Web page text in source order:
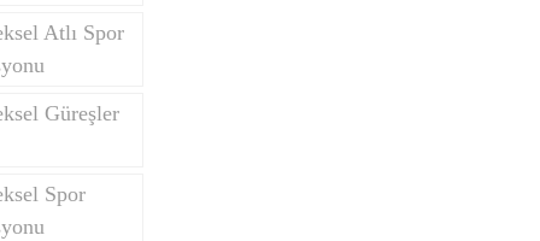
Atlı Spor
Güreşler
Spor